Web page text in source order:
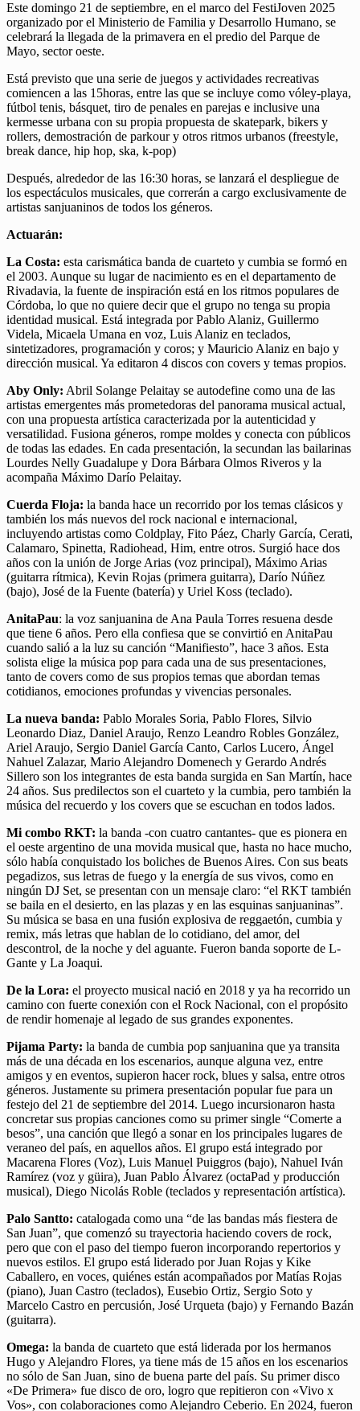
Este domingo 21 de septiembre, en el marco del FestiJoven 2025
organizado por el Ministerio de Familia y Desarrollo Humano, se
celebrará la llegada de la primavera en el predio del Parque de
Mayo, sector oeste.
Está previsto que una serie de juegos y actividades recreativas
comiencen a las 15horas, entre las que se incluye como vóley-playa,
fútbol tenis, básquet, tiro de penales en parejas e inclusive una
kermesse urbana con su propia propuesta de skatepark, bikers y
rollers, demostración de parkour y otros ritmos urbanos (freestyle,
break dance, hip hop, ska, k-pop)
Después, alrededor de las 16:30 horas, se lanzará el despliegue de
los espectáculos musicales, que correrán a cargo exclusivamente de
artistas sanjuaninos de todos los géneros.
Actuarán:
La Costa: esta carismática banda de cuarteto y cumbia se formó en
el 2003. Aunque su lugar de nacimiento es en el departamento de
Rivadavia, la fuente de inspiración está en los ritmos populares de
Córdoba, lo que no quiere decir que el grupo no tenga su propia
identidad musical. Está integrada por Pablo Alaniz, Guillermo
Videla, Micaela Umana en voz, Luis Alaniz en teclados,
sintetizadores, programación y coros; y Mauricio Alaniz en bajo y
dirección musical. Ya editaron 4 discos con covers y temas propios.
Aby Only: Abril Solange Pelaitay se autodefine como una de las
artistas emergentes más prometedoras del panorama musical actual,
con una propuesta artística caracterizada por la autenticidad y
versatilidad. Fusiona géneros, rompe moldes y conecta con públicos
de todas las edades. En cada presentación, la secundan las bailarinas
Lourdes Nelly Guadalupe y Dora Bárbara Olmos Riveros y la
acompaña Máximo Darío Pelaitay.
Cuerda Floja: la banda hace un recorrido por los temas clásicos y
también los más nuevos del rock nacional e internacional,
incluyendo artistas como Coldplay, Fito Páez, Charly García, Cerati,
Calamaro, Spinetta, Radiohead, Him, entre otros. Surgió hace dos
años con la unión de Jorge Arias (voz principal), Máximo Arias
(guitarra rítmica), Kevin Rojas (primera guitarra), Darío Núñez
(bajo), José de la Fuente (batería) y Uriel Koss (teclado).
AnitaPau: la voz sanjuanina de Ana Paula Torres resuena desde
que tiene 6 años. Pero ella confiesa que se convirtió en AnitaPau
cuando salió a la luz su canción “Manifiesto”, hace 3 años. Esta
solista elige la música pop para cada una de sus presentaciones,
tanto de covers como de sus propios temas que abordan temas
cotidianos, emociones profundas y vivencias personales.
La nueva banda: Pablo Morales Soria, Pablo Flores, Silvio
Leonardo Diaz, Daniel Araujo, Renzo Leandro Robles González,
Ariel Araujo, Sergio Daniel García Canto, Carlos Lucero, Ángel
Nahuel Zalazar, Mario Alejandro Domenech y Gerardo Andrés
Sillero son los integrantes de esta banda surgida en San Martín, hace
24 años. Sus predilectos son el cuarteto y la cumbia, pero también la
música del recuerdo y los covers que se escuchan en todos lados.
Mi combo RKT: la banda -con cuatro cantantes- que es pionera en
el oeste argentino de una movida musical que, hasta no hace mucho,
sólo había conquistado los boliches de Buenos Aires. Con sus beats
pegadizos, sus letras de fuego y la energía de sus vivos, como en
ningún DJ Set, se presentan con un mensaje claro: “el RKT también
se baila en el desierto, en las plazas y en las esquinas sanjuaninas”.
Su música se basa en una fusión explosiva de reggaetón, cumbia y
remix, más letras que hablan de lo cotidiano, del amor, del
descontrol, de la noche y del aguante. Fueron banda soporte de L-
Gante y La Joaqui.
De la Lora: el proyecto musical nació en 2018 y ya ha recorrido un
camino con fuerte conexión con el Rock Nacional, con el propósito
de rendir homenaje al legado de sus grandes exponentes.
Pijama Party: la banda de cumbia pop sanjuanina que ya transita
más de una década en los escenarios, aunque alguna vez, entre
amigos y en eventos, supieron hacer rock, blues y salsa, entre otros
géneros. Justamente su primera presentación popular fue para un
festejo del 21 de septiembre del 2014. Luego incursionaron hasta
concretar sus propias canciones como su primer single “Comerte a
besos”, una canción que llegó a sonar en los principales lugares de
veraneo del país, en aquellos años. El grupo está integrado por
Macarena Flores (Voz), Luis Manuel Puiggros (bajo), Nahuel Iván
Ramírez (voz y güira), Juan Pablo Álvarez (octaPad y producción
musical), Diego Nicolás Roble (teclados y representación artística).
Palo Santto: catalogada como una “de las bandas más fiestera de
San Juan”, que comenzó su trayectoria haciendo covers de rock,
pero que con el paso del tiempo fueron incorporando repertorios y
nuevos estilos. El grupo está liderado por Juan Rojas y Kike
Caballero, en voces, quiénes están acompañados por Matías Rojas
(piano), Juan Castro (teclados), Eusebio Ortiz, Sergio Soto y
Marcelo Castro en percusión, José Urqueta (bajo) y Fernando Bazán
(guitarra).
Omega: la banda de cuarteto que está liderada por los hermanos
Hugo y Alejandro Flores, ya tiene más de 15 años en los escenarios
no sólo de San Juan, sino de buena parte del país. Su primer disco
«De Primera» fue disco de oro, logro que repitieron con «Vivo x
Vos», con colaboraciones como Alejandro Ceberio. En 2024, fueron